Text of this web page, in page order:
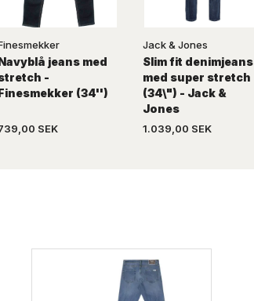
jeans med
-
(34'')
SEK
Jack & Jones
Slim fit denimjeans
med super stretch
(34\") - Jack &
Jones
1.039,00 SEK